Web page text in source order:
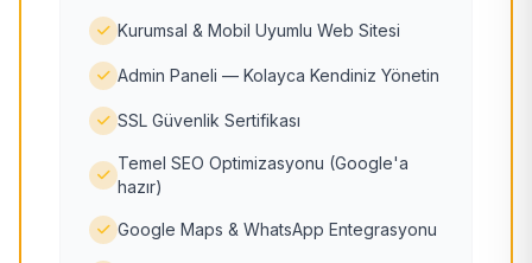
Kurumsal & Mobil Uyumlu Web Sitesi
Admin Paneli — Kolayca Kendiniz Yönetin
SSL Güvenlik Sertifikası
Temel SEO Optimizasyonu (Google'a
hazır)
Google Maps & WhatsApp Entegrasyonu